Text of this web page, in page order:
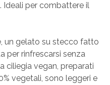
per combattere il
un gelato su stecco fatto
per rinfrescarsi senza
ciliegia vegan, preparati
vegetali, sono leggeri e